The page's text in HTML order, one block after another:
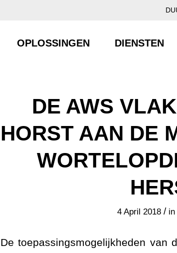
OPLOSSINGEN DIENSTEN
DE AWS
HORST AAN DE
4 April 2018 / in
De toepassingsmogelijkheden van